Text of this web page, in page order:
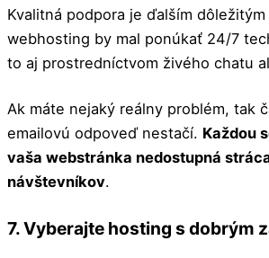
Kvalitná podpora je ďalším
webhosting by mal ponúkať 24/7
to aj prostredníctvom živého chatu
Ak máte nejaký reálny problém, tak
emailovú odpoveď nestačí. Každou
vaša webstránka nedostupná
návštevníkov.
7. Vyberajte hosting s dobrým